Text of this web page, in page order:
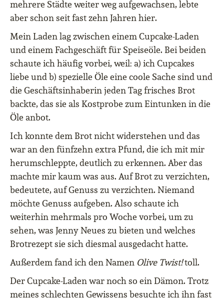
mehrere Städte weiter weg aufgewachsen, lebte
aber schon seit fast zehn Jahren hier.
Mein Laden lag zwischen einem Cupcake-Laden
und einem Fachgeschäft für Speiseöle. Bei beiden
schaute ich häufig vorbei, weil: a) ich Cupcakes
liebe und b) spezielle Öle eine coole Sache sind und
die Geschäftsinhaberin jeden Tag frisches Brot
backte, das sie als Kostprobe zum Eintunken in die
Öle anbot.
Ich konnte dem Brot nicht widerstehen und das
war an den fünfzehn extra Pfund, die ich mit mir
herumschleppte, deutlich zu erkennen. Aber das
machte mir kaum was aus. Auf Brot zu verzichten,
bedeutete, auf Genuss zu verzichten. Niemand
möchte Genuss aufgeben. Also schaute ich
weiterhin mehrmals pro Woche vorbei, um zu
sehen, was Jenny Neues zu bieten und welches
Brotrezept sie sich diesmal ausgedacht hatte.
Außerdem fand ich den Namen Olive Twist!toll.
Der Cupcake-Laden war noch so ein Dämon. Trotz
meines schlechten Gewissens besuchte ich ihn fast